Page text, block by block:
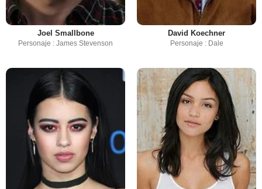
Joel Smallbone
Personaje : James Stevenson
David Koechner
Personaje : Dale